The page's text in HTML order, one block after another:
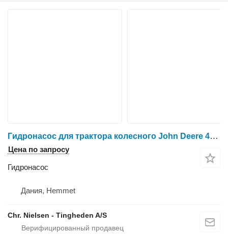
Гидронасос для трактора колесного John Deere 4240
Цена по запросу
Гидронасос
Дания, Hemmet
Chr. Nielsen - Tingheden A/S